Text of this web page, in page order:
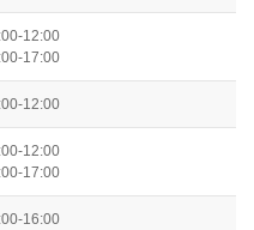
12:00
17:00
12:00
12:00
17:00
16:00